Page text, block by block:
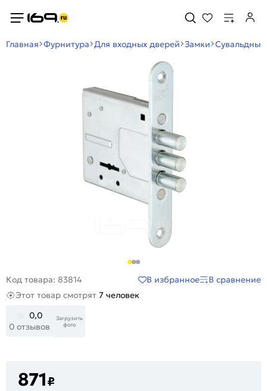
Главная Фурнитура Для входных дверей Замки Сувальдные
Код товара: 83814 В избранное
В сравнение
Этот товар смотрят 7 человек
0,0
0 отзывов
Загрузить
фото
871₽